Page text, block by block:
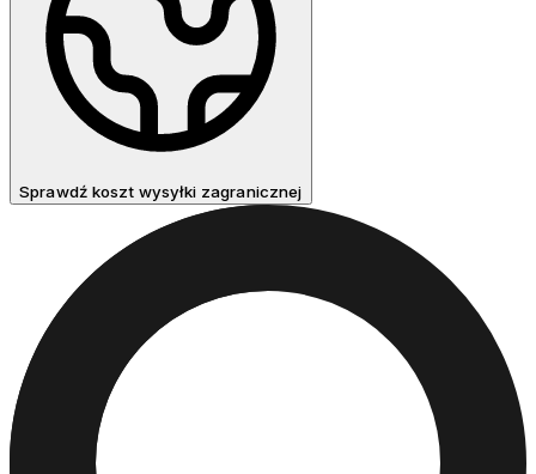
Sprawdź koszt wysyłki zagranicznej